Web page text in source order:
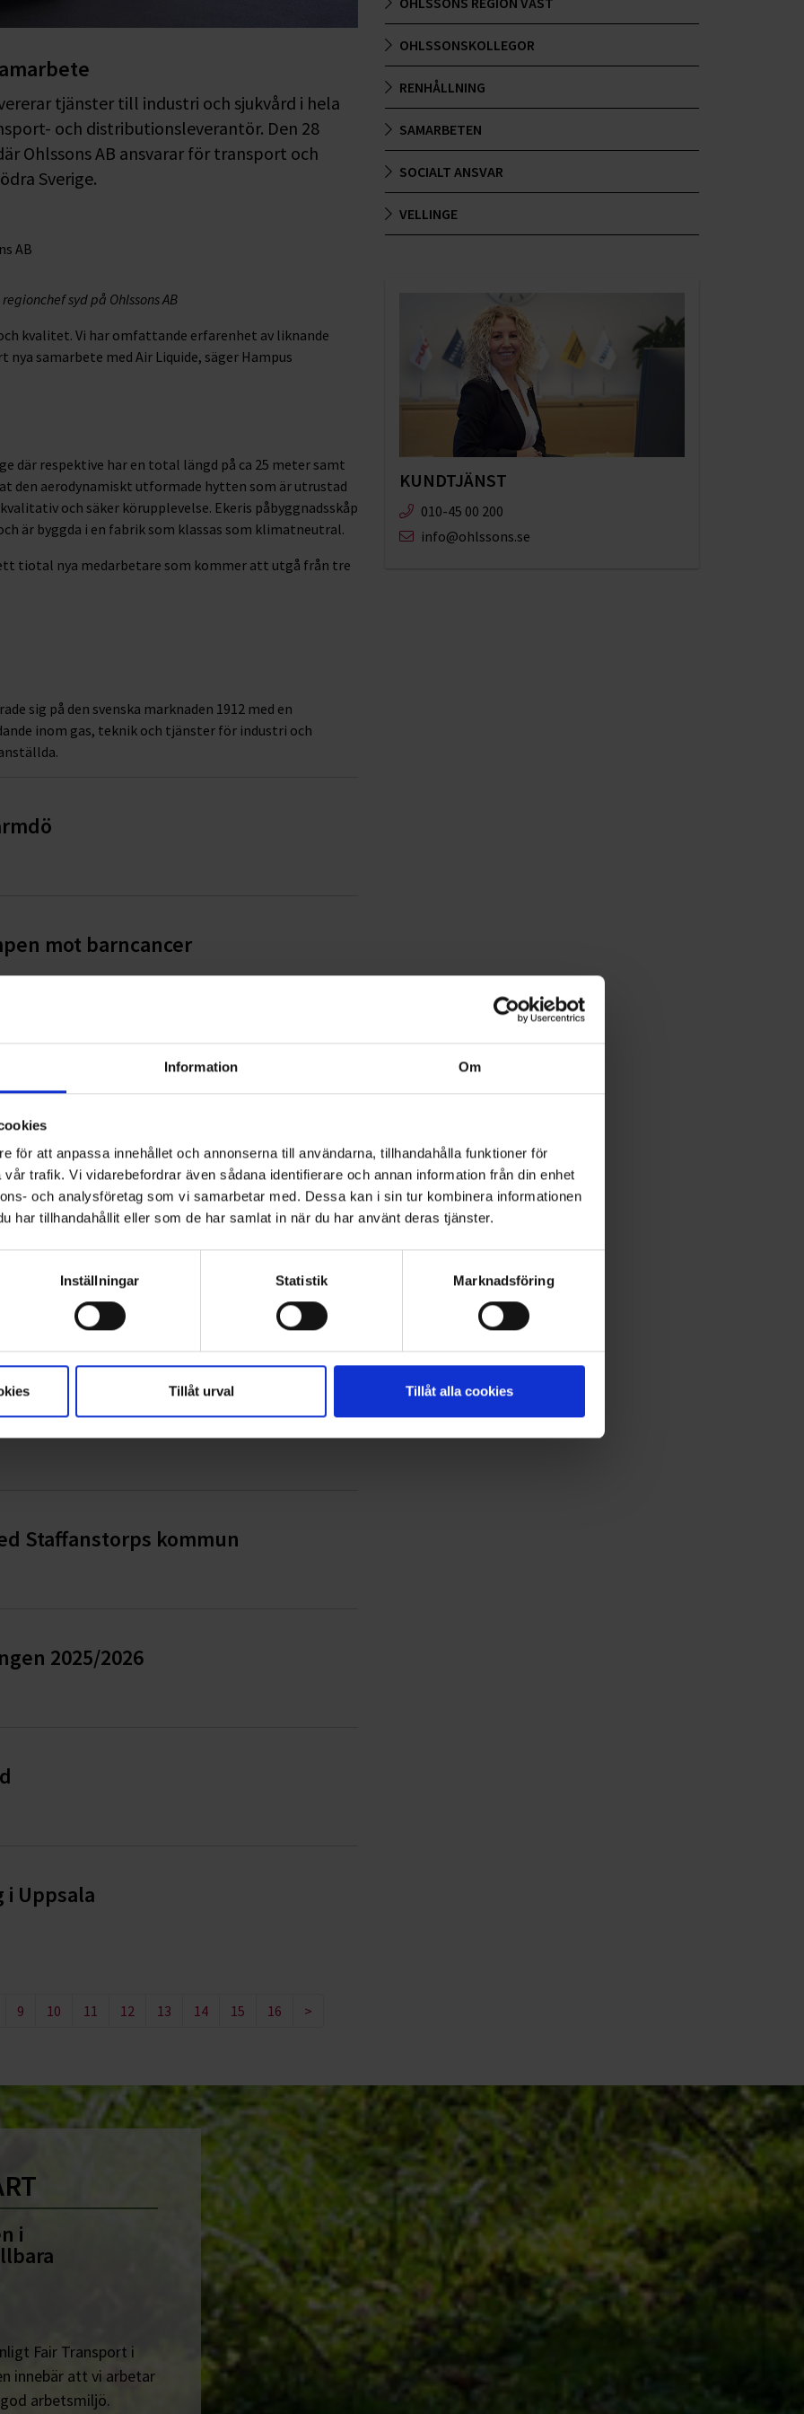
Information Om
för att anpassa innehållet och annonserna till användarna, tillhandahålla funktioner för
trafik. Vi vidarebefordrar även sådana identifierare och annan information från din enhet
och analysföretag som vi samarbetar med. Dessa kan i sin tur kombinera informationen
har tillhandahållit eller som de har samlat in när du har använt deras tjänster.
Inställningar Statistik Marknadsföring
Tillåt urval Tillåt alla cookies
tjänster till industri och sjukvård i hela
och distributionsleverantör. Den 28
Ohlssons AB ansvarar för transport och
Sverige.
syd på Ohlssons AB
kvalitet. Vi har omfattande erfarenhet av liknande
samarbete med Air Liquide, säger Hampus
där respektive har en total längd på ca 25 meter samt
den aerodynamiskt utformade hytten som är utrustad
och säker körupplevelse. Ekeris påbyggnadsskåp
är byggda i en fabrik som klassas som klimatneutral.
tiotal nya medarbetare som kommer att utgå från tre
sig på den svenska marknaden 1912 med en
inom gas, teknik och tjänster för industri och
mot barncancer
i Sjöbo kommun
på Ekerö
län
Staffanstorps kommun
2025/2026
Uppsala
9 10 11 12 13 14 15 16 >
OHLSSONSKOLLEGOR
RENHÅLLNING
SAMARBETEN
SOCIALT ANSVAR
VELLINGE
KUNDTJÄNST
010-45 00 200​
info@ohlssons.se
i
Fair Transport i
innebär att vi arbetar
arbetsmiljö.